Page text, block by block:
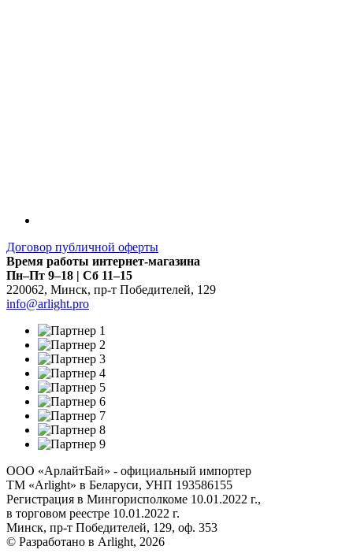
Договор публичной оферты
Время работы интернет-магазина
Пн–Пт 9–18 | Сб 11–15
220062, Минск, пр-т Победителей, 129
info@arlight.pro
ООО «АрлайтБай» - официальный импортер
ТМ «Arlight» в Беларуси, УНП 193586155
Регистрация в Мингорисполкоме 10.01.2022 г.,
в торговом реестре 10.01.2022 г.
Минск, пр-т Победителей, 129, оф. 353
© Разработано в Arlight, 2026